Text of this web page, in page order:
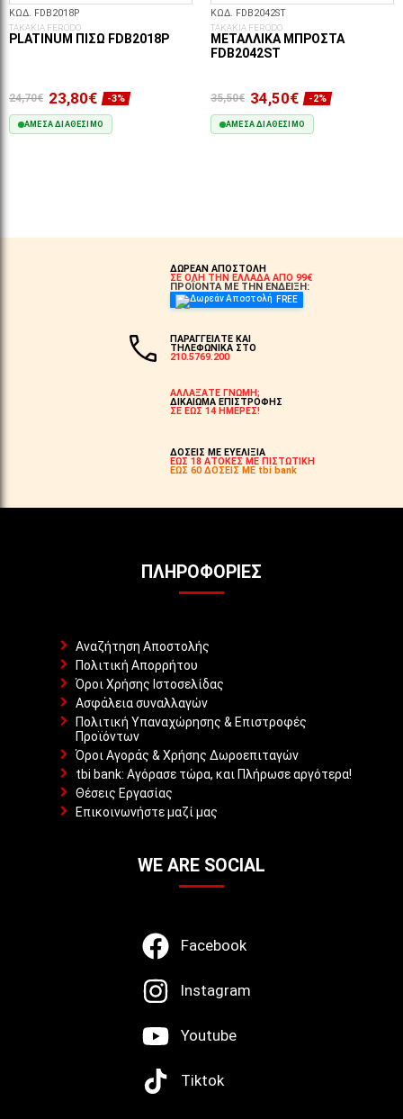
ΚΩΔ. FDB2018P
ΤΑΚΑΚΙΑ FERODO
PLATINUM ΠΊΣΩ FDB2018P
24,70€ 23,80€ -3%
ΆΜΕΣΑ ΔΙΑΘΈΣΙΜΟ
ΚΩΔ. FDB2042ST
ΤΑΚΑΚΙΑ FERODO
ΜΕΤΑΛΛΙΚΆ ΜΠΡΟΣΤΆ
FDB2042ST
35,50€ 34,50€ -2%
ΆΜΕΣΑ ΔΙΑΘΈΣΙΜΟ
ΔΩΡΕΑΝ ΑΠΟΣΤΟΛΗ
ΣΕ ΟΛΗ ΤΗΝ ΕΛΛΑΔΑ ΑΠΟ 99€
ΠΡΟΪΟΝΤΑ ΜΕ ΤΗΝ ΕΝΔΕΙΞΗ:
FREE
ΠΑΡΑΓΓΕΙΛΤΕ ΚΑΙ
ΤΗΛΕΦΩΝΙΚΑ ΣΤΟ
210.5769.200
ΑΛΛΑΞΑΤΕ ΓΝΩΜΗ;
ΔΙΚΑΙΩΜΑ ΕΠΙΣΤΡΟΦΗΣ
ΣΕ ΕΩΣ 14 ΗΜΕΡΕΣ!
ΔΟΣΕΙΣ ΜΕ ΕΥΕΛΙΞΙΑ
ΕΩΣ 18 ΑΤΟΚΕΣ ΜΕ ΠΙΣΤΩΤΙΚΗ
ΕΩΣ 60 ΔΟΣΕΙΣ ΜΕ tbi bank
ΠΛΗΡΟΦΟΡΊΕΣ
Αναζήτηση Αποστολής
Πολιτική Απορρήτου
Όροι Χρήσης Ιστοσελίδας
Ασφάλεια συναλλαγών
Πολιτική Υπαναχώρησης & Επιστροφές
Προϊόντων
Όροι Αγοράς & Χρήσης Δωροεπιταγών
tbi bank: Αγόρασε τώρα, και Πλήρωσε αργότερα!
Θέσεις Εργασίας
Επικοινωνήστε μαζί μας
WE ARE SOCIAL
Facebook
Instagram
Youtube
Tiktok